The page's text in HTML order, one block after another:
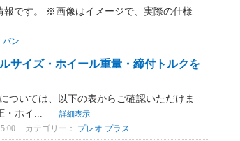
です。 ※画像はイメージで、実際の仕様
バン
サイズ・ホイール重量・締付トルクを
ついては、以下の表からご確認いただけま
・ホイ...
詳細表示
カテゴリー： プレオ プラス